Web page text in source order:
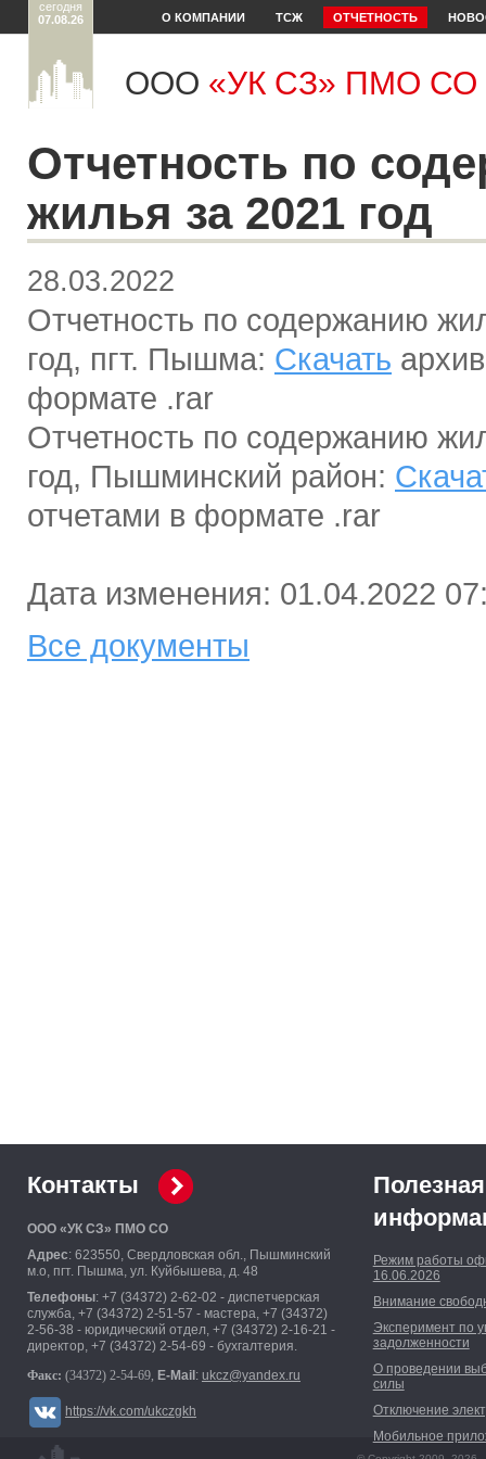
ООО «УК СЗ» ПМО СО
сегодня
07.08.26
О КОМПАНИИ ТСЖ ОТЧЕТНОСТЬ
Отчетность по
жилья за 2021 год
28.03.2022
Отчетность по содержанию
год, пгт. Пышма: Скачать
формате .rar
Отчетность по содержанию
год, Пышминский район:
отчетами в формате .rar
Дата изменения: 01.04.2022
Все документы
Контакты
ООО «УК СЗ» ПМО СО
Адрес: 623550, Свердловская обл., Пышминский
м.о, пгт. Пышма, ул. Куйбышева, д. 48
Телефоны: +7 (34372) 2-62-02 - диспетчерская
служба, +7 (34372) 2-51-57 - мастера, +7 (34372)
2-56-38 - юридический отдел, +7 (34372) 2-16-21 -
директор, +7 (34372) 2-54-69 - бухгалтерия.
Факс: (34372) 2-54-69, E-Mail : ukcz@yandex.ru
https://vk.com/ukczgkh
Полезная
Режим работы
16.06.2026
Внимание
Эксперимент по
задолженности
О проведении
силы
Отключение
Мобильное